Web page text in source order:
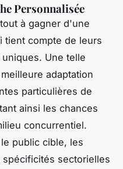
Personnalisée
à gagner d'une
tient compte de leurs
Une telle
adaptation
particulières de
ainsi les chances
concurrentiel.
public cible, les
sectorielles